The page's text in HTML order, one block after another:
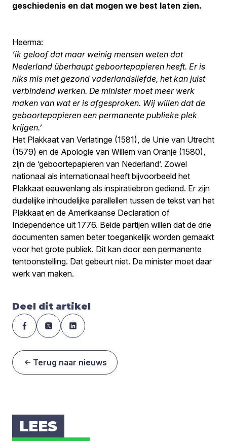
geschiedenis en dat mogen we best laten zien.
Heerma:
‘ik geloof dat maar weinig mensen weten dat
Nederland überhaupt geboortepapieren heeft. Er is
niks mis met gezond vaderlandsliefde, het kan juist
verbindend werken. De minister moet meer werk
maken van wat er is afgesproken. Wij willen dat de
geboortepapieren een permanente publieke plek
krijgen.’
Het Plakkaat van Verlatinge (1581), de Unie van Utrecht
(1579) en de Apologie van Willem van Oranje (1580),
zijn de ‘geboortepapieren van Nederland’. Zowel
nationaal als internationaal heeft bijvoorbeeld het
Plakkaat eeuwenlang als inspiratiebron gediend. Er zijn
duidelijke inhoudelijke parallellen tussen de tekst van het
Plakkaat en de Amerikaanse Declaration of
Independence uit 1776. Beide partijen willen dat de drie
documenten samen beter toegankelijk worden gemaakt
voor het grote publiek. Dit kan door een permanente
tentoonstelling. Dat gebeurt niet. De minister moet daar
werk van maken.
Deel dit artikel
Terug naar nieuws
LEES